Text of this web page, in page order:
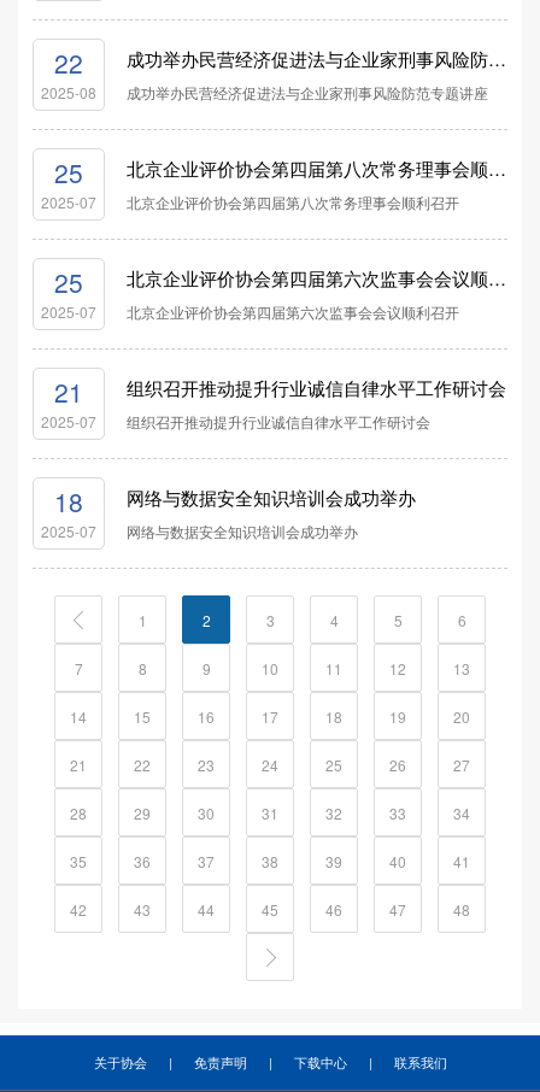
22
2025-08
成功举办民营经济促进法与企业家刑事风险防范专题讲座
成功举办民营经济促进法与企业家刑事风险防范专题讲座
25
2025-07
北京企业评价协会第四届第八次常务理事会顺利召开
北京企业评价协会第四届第八次常务理事会顺利召开
25
2025-07
北京企业评价协会第四届第六次监事会会议顺利召开
北京企业评价协会第四届第六次监事会会议顺利召开
21
2025-07
组织召开推动提升行业诚信自律水平工作研讨会
组织召开推动提升行业诚信自律水平工作研讨会
18
2025-07
网络与数据安全知识培训会成功举办
网络与数据安全知识培训会成功举办
1 2 3 4 5 6
7 8 9 10 11 12 13
14 15 16 17 18 19 20
21 22 23 24 25 26 27
28 29 30 31 32 33 34
35 36 37 38 39 40 41
42 43 44 45 46 47 48
关于协会 | 免责声明 | 下载中心 | 联系我们